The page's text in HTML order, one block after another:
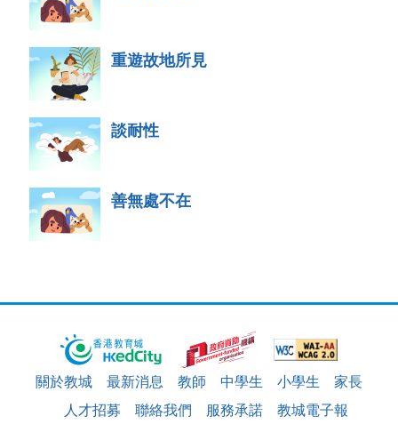
重遊故地所見
談耐性
善無處不在
關於教城 最新消息 教師 中學生 小學生
家長
人才招募
聯絡我們 服務承諾 教城電子報